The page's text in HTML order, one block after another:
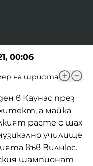
00:06
на шрифта
в Каунас през
а майка
расте с шах
училище
във Вилнюс.
шампионат